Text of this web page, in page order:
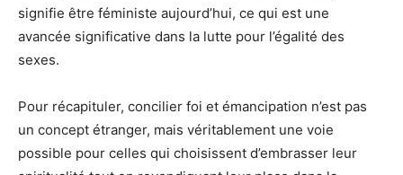
signifie être féministe aujourd’hui, ce qui est une
avancée significative dans la lutte pour l’égalité des
sexes.
Pour récapituler, concilier foi et émancipation n’est pas
un concept étranger, mais véritablement une voie
possible pour celles qui choisissent d’embrasser leur